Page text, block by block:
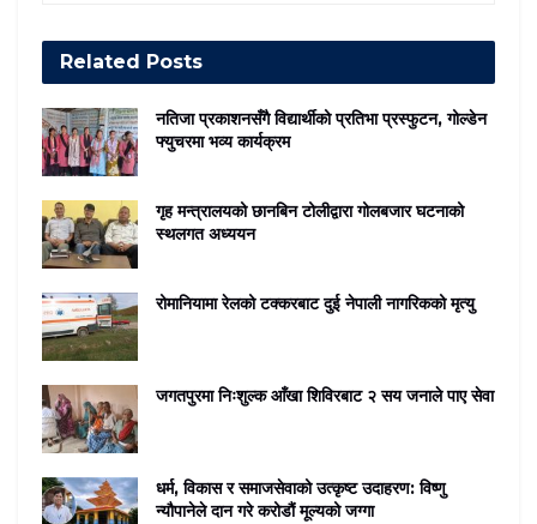
Related Posts
नतिजा प्रकाशनसँगै विद्यार्थीको प्रतिभा प्रस्फुटन, गोल्डेन
फ्युचरमा भव्य कार्यक्रम
गृह मन्त्रालयको छानबिन टोलीद्वारा गोलबजार घटनाको
स्थलगत अध्ययन
रोमानियामा रेलको टक्करबाट दुई नेपाली नागरिकको मृत्यु
जगतपुरमा निःशुल्क आँखा शिविरबाट २ सय जनाले पाए सेवा
धर्म, विकास र समाजसेवाको उत्कृष्ट उदाहरण: विष्णु
न्यौपानेले दान गरे करोडौं मूल्यको जग्गा